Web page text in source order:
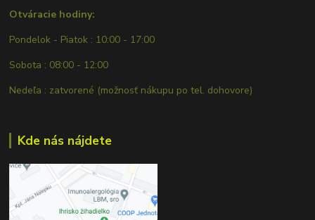
Otváracie hodiny:
Pondelok - Piatok : 10:00 - 17:00
Sobota : 08:00 - 12:00
Nedeľa : zatvorené (možnosť nákupu po tel. dohovore)
Kde nás nájdete